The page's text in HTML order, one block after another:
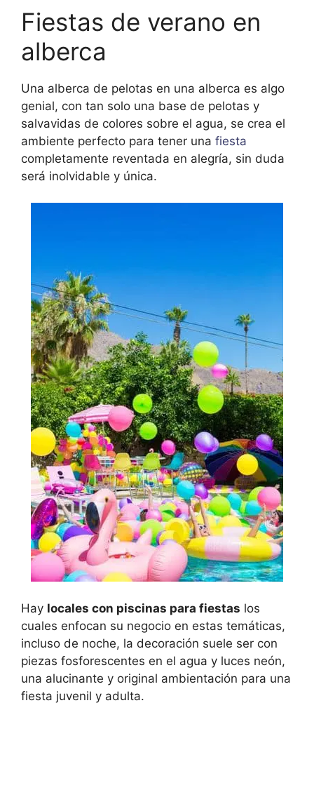
Fiestas de verano en
alberca
Una alberca de pelotas en una alberca es algo
genial, con tan solo una base de pelotas y
salvavidas de colores sobre el agua, se crea el
ambiente perfecto para tener una fiesta
completamente reventada en alegría, sin duda
será inolvidable y única.
Hay locales con piscinas para fiestas los
cuales enfocan su negocio en estas temáticas,
incluso de noche, la decoración suele ser con
piezas fosforescentes en el agua y luces neón,
una alucinante y original ambientación para una
fiesta juvenil y adulta.